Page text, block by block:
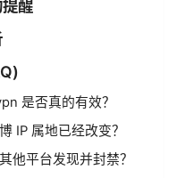
醒
是否真的有效？
IP 属地已经改变？
他平台发现并封禁？